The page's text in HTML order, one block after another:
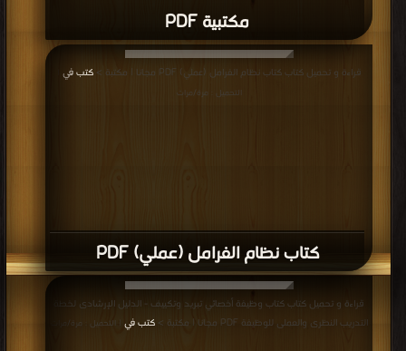
مكتبية PDF
كتاب نظام الفرامل (عملي) PDF
قراءة و تحميل كتاب كتاب نظام الفرامل (عملي) PDF مجانا | مكتبة > كتب في
التحميل : مرة/مرات
قراءة و تحميل كتاب كتاب وظيفة أخصائي تبريد وتكييف - الدليل الإرشادى لخطة
التدريب النظرى والعملى للوظيفة PDF مجانا | مكتبة >
كتب في | التحميل : مرة/مرات